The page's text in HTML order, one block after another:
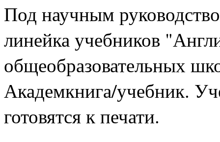
Под научным
линейка учебников
общеобразовательных
Академкнига/учебник.
готовятся к печати.